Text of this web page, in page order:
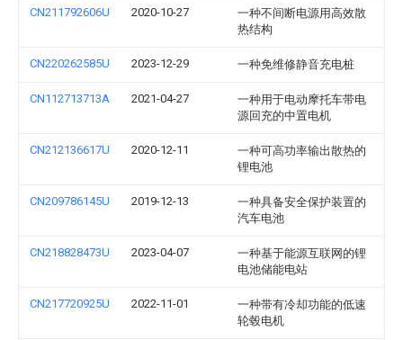
CN211792606U 2020-10-27
一种不间断电源用高效散
热结构
CN220262585U 2023-12-29 一种免维修静音充电桩
CN112713713A 2021-04-27
一种用于电动摩托车带电
源回充的中置电机
CN212136617U 2020-12-11
一种可高功率输出散热的
锂电池
CN209786145U 2019-12-13
一种具备安全保护装置的
汽车电池
CN218828473U 2023-04-07
一种基于能源互联网的锂
电池储能电站
CN217720925U 2022-11-01
一种带有冷却功能的低速
轮毂电机